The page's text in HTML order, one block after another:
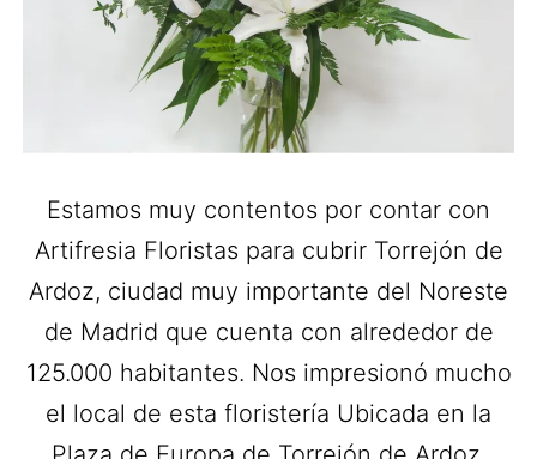
Estamos muy contentos por contar con
Artifresia Floristas para cubrir Torrejón de
Ardoz, ciudad muy importante del Noreste
de Madrid que cuenta con alrededor de
125.000 habitantes. Nos impresionó mucho
el local de esta floristería Ubicada en la